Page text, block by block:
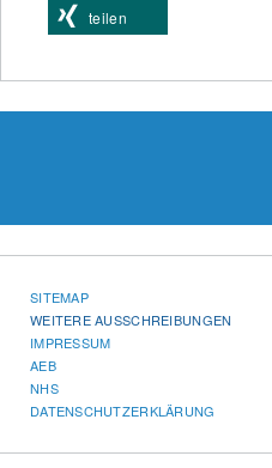
teilen
SITEMAP
WEITERE AUSSCHREIBUNGEN
IMPRESSUM
AEB
NHS
DATENSCHUTZERKLÄRUNG